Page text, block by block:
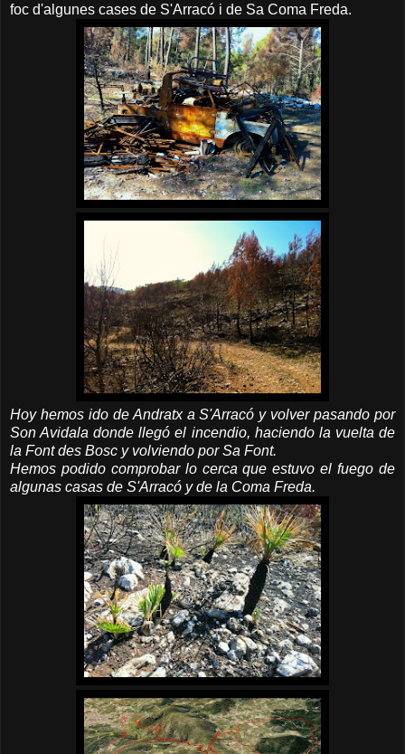
foc d'algunes cases de S'Arracó i de Sa Coma Freda.
Hoy hemos ido de Andratx a S'Arracó y volver pasando por
Son Avidala donde llegó el incendio, haciendo la vuelta de
la Font des Bosc y volviendo por Sa Font.
Hemos podido comprobar lo cerca que estuvo el fuego de
algunas casas de S'Arracó y de la Coma Freda.